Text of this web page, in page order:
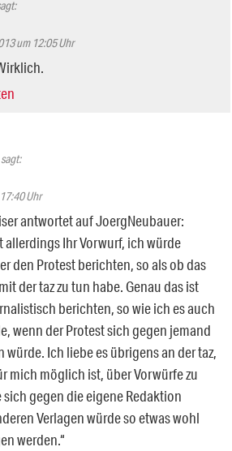
um 12:05 Uhr
sagt:
Uhr
antwortet auf JoergNeubauer:
allerdings Ihr Vorwurf, ich würde
den Protest berichten, so als ob das
der taz zu tun habe. Genau das ist
berichten, so wie ich es auch
wenn der Protest sich gegen jemand
würde. Ich liebe es übrigens an der taz,
mich möglich ist, über Vorwürfe zu
gegen die eigene Redaktion
Verlagen würde so etwas wohl
werden.“